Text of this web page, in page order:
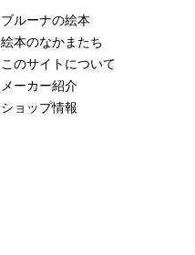
ブルーナの絵本
絵本のなかまたち
このサイトについて
メーカー紹介
ショップ情報